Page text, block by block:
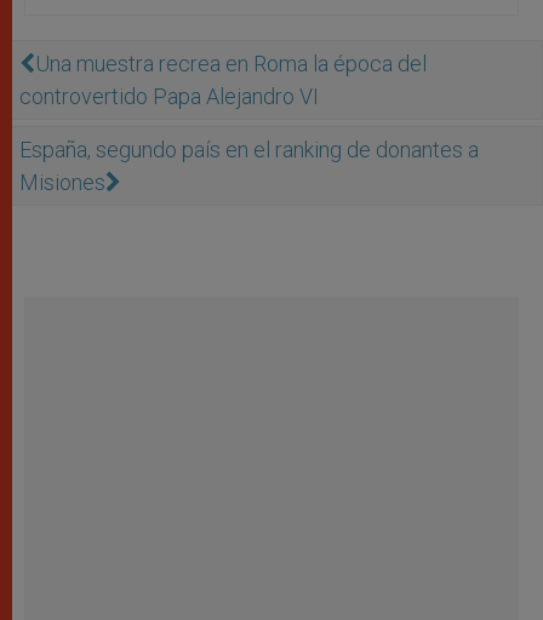
Una muestra recrea en Roma la época del
controvertido Papa Alejandro VI
España, segundo país en el ranking de donantes a
Misiones